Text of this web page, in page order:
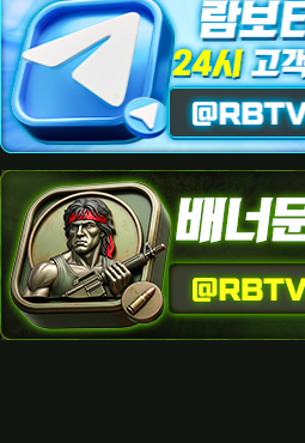
⛔람보티비 [채팅방 이용시 주의사항]
⛔람보티비 [공식보증업체 안내]